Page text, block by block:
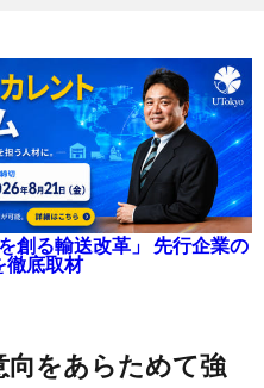
創る輸送改革」 先行企業の
徹底取材